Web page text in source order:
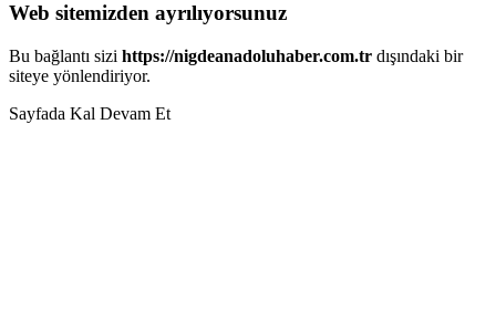
Web sitemizden ayrılıyorsunuz
Bu bağlantı sizi https://nigdeanadoluhaber.com.tr dışındaki bir
siteye yönlendiriyor.
Sayfada Kal Devam Et